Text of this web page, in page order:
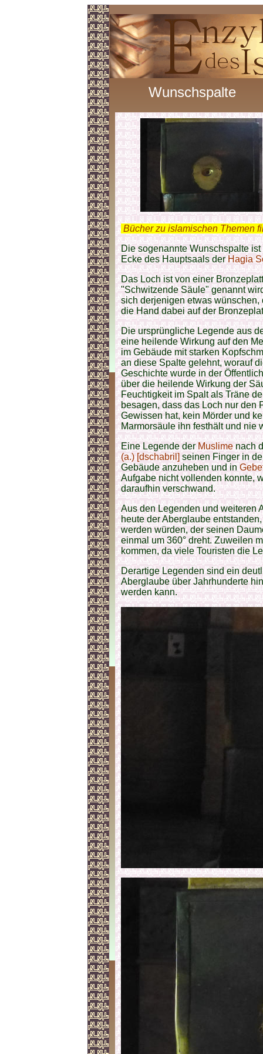
Wunschspalte
Bücher zu islamischen Themen
Die sogenannte Wunschspalte
Ecke des Hauptsaals derHagia
Das Loch ist von einer
"Schwitzende Säule" genannt
sich derjenigen etwas
die Hand dabei auf der
Die ursprüngliche Legende aus
eine heilende Wirkung auf den
im Gebäude mit starken
an diese Spalte gelehnt, worauf
Geschichte wurde in der
über die heilende Wirkung der
Feuchtigkeit im Spalt als Träne
besagen, dass das Loch nur den
Gewissen hat, kein Mörder und
Marmorsäule ihn festhält und nie
Eine Legende derMuslimenach
(a.) [dschabril]seinen Finger in
Gebäude anzuheben und in
Aufgabe nicht vollenden konnte,
daraufhin verschwand.
Aus den Legenden und weiteren
heute der Aberglaube
werden würden, der seinen
einmal um 360° dreht. Zuweilen
kommen, da viele Touristen die
Derartige Legenden sind ein
Aberglaube über Jahrhunderte
werden kann.